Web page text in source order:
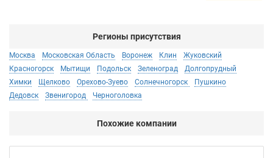
Регионы присутствия
Москва Московская Область Воронеж Клин
Жуковский
Красногорск
Мытищи Подольск Зеленоград
Долгопрудный
Химки
Щелково Орехово-Зуево Солнечногорск
Пушкино
Дедовск
Звенигород Черноголовка
Похожие компании